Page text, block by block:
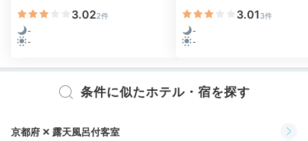
丹後の恵みを味わう
華やかな会席料理
3.022件
-
-
3.01 3件
-
-
条件に似たホテル・宿を探す
京都府 ✕ 露天風呂付客室